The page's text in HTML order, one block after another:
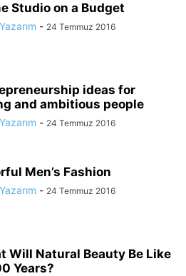
Studio on a Budget
- 24 Temmuz 2016
ideas for
and ambitious people
- 24 Temmuz 2016
Men’s Fashion
- 24 Temmuz 2016
Will Natural Beauty Be Like
Years?